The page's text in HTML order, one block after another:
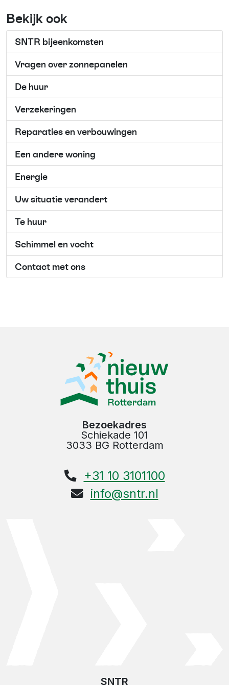
Bekijk ook
SNTR bijeenkomsten
Vragen over zonnepanelen
De huur
Verzekeringen
Reparaties en verbouwingen
Een andere woning
Energie
Uw situatie verandert
Te huur
Schimmel en vocht
Contact met ons
Bezoekadres
Schiekade 101
3033 BG Rotterdam
+31 10 3101100
info@sntr.nl
SNTR